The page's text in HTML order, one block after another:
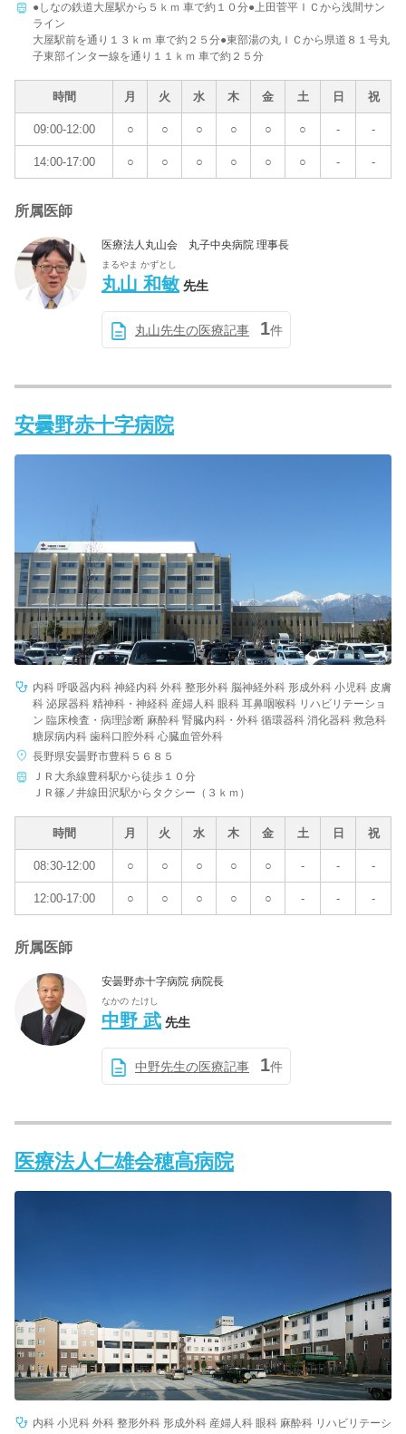
●しなの鉄道大屋駅から５ｋｍ 車で約１０分●上田菅平ＩＣから浅間サン
ライン
大屋駅前を通り１３ｋｍ 車で約２５分●東部湯の丸ＩＣから県道８１号丸
子東部インター線を通り１１ｋｍ 車で約２５分
時間 月 火 水 木 金 土 日 祝
09:00-12:00 ○ ○ ○ ○ ○ ○ - -
14:00-17:00 ○ ○ ○ ○ ○ ○ - -
所属医師
医療法人丸山会 丸子中央病院 理事長
まるやま かずとし
丸山 和敏 先生
丸山先生の医療記事 1件
安曇野赤十字病院
内科 呼吸器内科 神経内科 外科 整形外科 脳神経外科 形成外科 小児科 皮膚
科 泌尿器科 精神科・神経科 産婦人科 眼科 耳鼻咽喉科 リハビリテーショ
ン 臨床検査・病理診断 麻酔科 腎臓内科・外科 循環器科 消化器科 救急科
糖尿病内科 歯科口腔外科 心臓血管外科
長野県安曇野市豊科５６８５
ＪＲ大糸線豊科駅から徒歩１０分
ＪＲ篠ノ井線田沢駅からタクシー（３ｋｍ）
時間 月 火 水 木 金 土 日 祝
08:30-12:00 ○ ○ ○ ○ ○ - - -
12:00-17:00 ○ ○ ○ ○ ○ - - -
所属医師
安曇野赤十字病院 病院長
なかの たけし
中野 武 先生
中野先生の医療記事 1件
医療法人仁雄会穂高病院
内科 小児科 外科 整形外科 形成外科 産婦人科 眼科 麻酔科 リハビリテーシ